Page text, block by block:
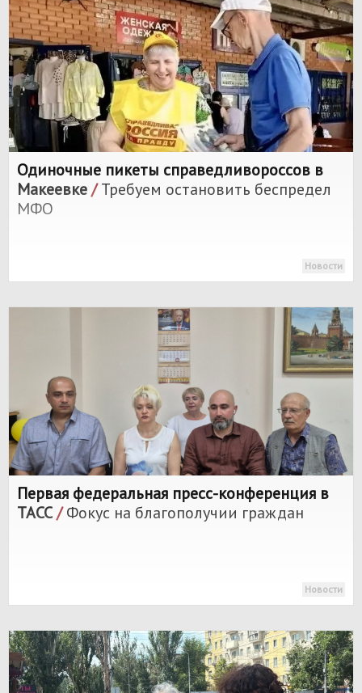
Одиночные пикеты справедливороссов в
Макеевке/Требуем остановить беспредел
МФО
Новости
Первая федеральная пресс-конференция в
ТАСС/Фокус на благополучии граждан
Новости